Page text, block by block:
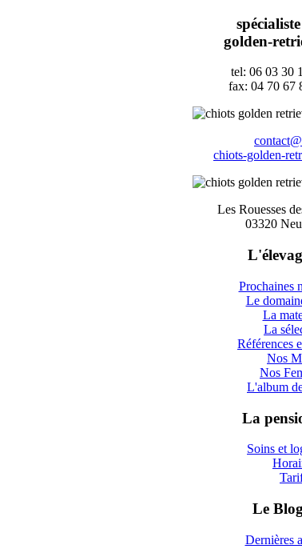
golden-
tel: 06 03 30
fax: 04 70 67
contact@
chiots-golden-
Les Rouesses
03320
Prochaines
Le
La
La
Références
Nos
Nos
L'album
La
Soins et
Le Blog
Dernières